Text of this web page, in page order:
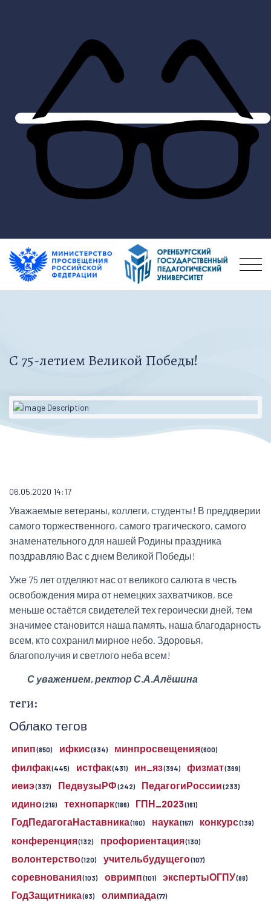
С 75-летием Великой Победы!
06.05.2020 14:17
Уважаемые ветераны, коллеги, студенты! В преддверии
самого торжественного, самого трагического, самого
знаменательного для нашей Родины праздника
поздравляю Вас с днем Великой Победы!
Уже 75 лет отделяют нас от великого салюта в честь
освобождения мира от немецких захватчиков, все
меньше остаётся свидетелей тех героически дней, тем
значимее становится наша память, наша благодарность
всем, кто сохранил мирное небо. Здоровья,
благополучия и светлого неба всем!
С уважением, ректор С.А.Алёшина
теги:
Облако тегов
ипип(850) ифкис(834) минпросвещения(600)
филфак(445) истфак(431) ин_яз(394) физмат(369)
иеиэ(337) ПедвузыРФ(242) ПедагогиРоссии(233)
идино(219) технопарк(186) ГПН_2023(161)
ГодПедагогаНаставника(160) наука(157) конкурс(139)
конференция(132) профориентация(130)
волонтерство(120) учительбудущего(107)
соревнования(103) овримп(101) экспертыОГПУ(88)
ГодЗащитника(83) олимпиада(77)